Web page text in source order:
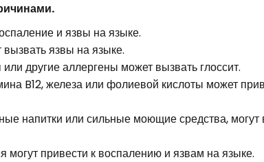
и язвы на языке.
язвы на языке.
другие аллергены может вызвать глоссит.
B12, железа или фолиевой кислоты может
напитки или сильные моющие средства,
привести к воспалению и язвам на языке.